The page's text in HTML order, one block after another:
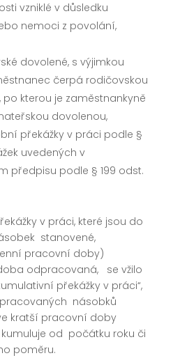
vzniklé v důsledku
nemoci z povolání,
dovolené, s výjimkou
čerpá rodičovskou
kterou je zaměstnankyně
dovolenou,
překážky v práci podle §
uvedených v
předpisu podle § 199 odst.
v práci, které jsou do
stanovené,
pracovní doby)
odpracovaná, se vžilo
překážky v práci“,
násobků
kratší pracovní doby
od počátku roku či
poměru.